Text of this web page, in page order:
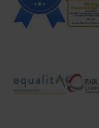
Strom
Photovoltaik
E-Mobilität
Glasfaser